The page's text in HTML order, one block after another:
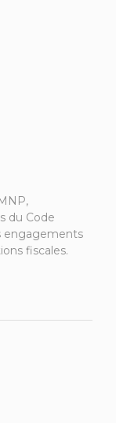
du Code
engagements
fiscales.